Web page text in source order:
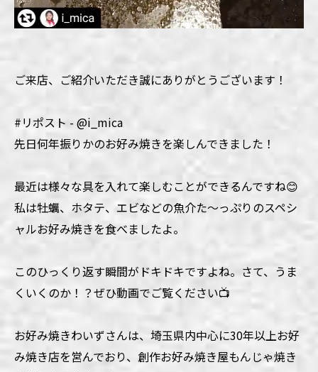
ご来店、ご紹介いただき誠にありがとうございます！
#リポスト - @i_mica
先日何年振りかのお好み焼きを楽しんできました！
最近は様々な具を入れて楽しむことができるんですね😊
私は牡蠣、ホタテ、エビなどの魚介た～っぷりのスペシ
ャルお好み焼きを食べましたよ。
このひっくり返す瞬間がドキドキですよね。さて、うま
くいくのか！？ぜひ動画でご覧ください📺
お好み焼きわいずさんは、埼玉県内中心に30年以上お好
み焼き店を営んでおり、創作お好み焼き屋もんじゃ焼き